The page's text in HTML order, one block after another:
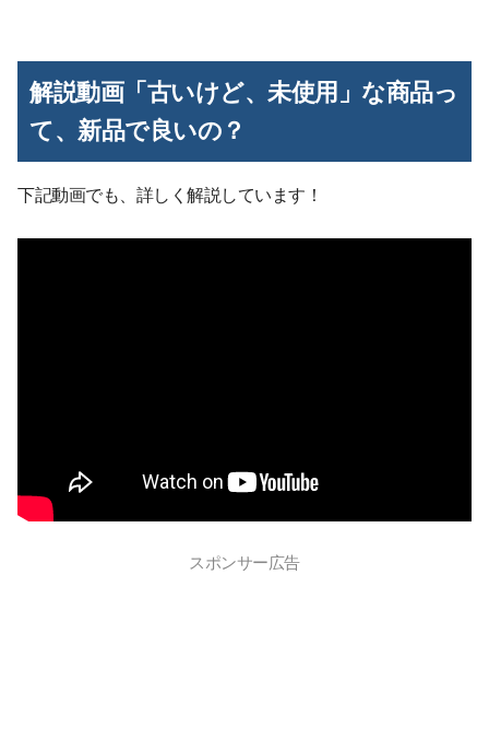
解説動画「古いけど、未使用」な商品っ
て、新品で良いの？
下記動画でも、詳しく解説しています！
スポンサー広告